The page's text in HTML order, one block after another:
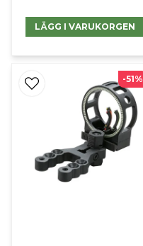
LÄGG I VARUKORGEN
-51%